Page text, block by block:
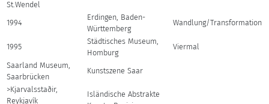
St.Wendel
1994
Erdingen, Baden-
Württemberg
Wandlung/Transformation
1995
Städtisches Museum,
Homburg
Viermal
Saarland Museum,
Saarbrücken
Kunstszene Saar
>Kjarvalsstaðir,
Reykjavík
Isländische Abstrakte